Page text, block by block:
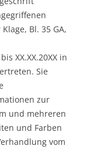
Bl. 35 GA,
XX.XX.20XX in
Sie
zur
und mehreren
und Farben
vom